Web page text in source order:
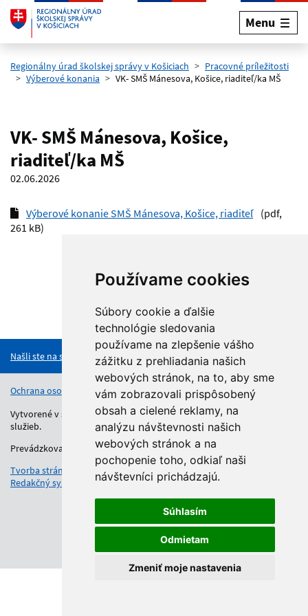
Používame cookies
Súbory cookie a ďalšie
technológie sledovania
používame na zlepšenie vášho
zážitku z prehliadania našich
webových stránok, na to, aby sme
vám zobrazovali prispôsobený
obsah a cielené reklamy, na
analýzu návštevnosti našich
webových stránok a na
pochopenie toho, odkiaľ naši
návštevníci prichádzajú.
Súhlasím
Odmietam
Zmeniť moje nastavenia
Preskočiť na hlavný obsah
Menu
Regionálny úrad školskej správy v Košiciach
Pracovné príležitosti
Výberové konania
VK- SMŠ Mánesova, Košice, riaditeľ/ka MŠ
VK- SMŠ Mánesova, Košice,
riaditeľ/ka MŠ
02.06.2026
Výberové konanie SMŠ Mánesova, Košice, riaditeľ (pdf,
261 kB)
Našli ste na stránke chybu?
Ochrana osobných údajov Vyhlásenie o prístupnosti Kontakt
Vytvorené v súlade s Jednotným dizajn manuálom elektronických
služieb.
Prevádzkovateľom služby je Regionálny úrad školskej správy.
Tvorba stránok
: Aglo Solutions
Redakčný systém
: SysCom